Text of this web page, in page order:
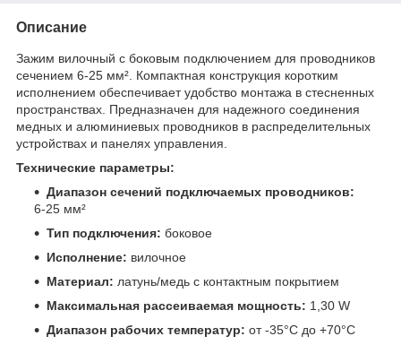
Описание
Зажим вилочный с боковым подключением для проводников
сечением 6-25 мм². Компактная конструкция коротким
исполнением обеспечивает удобство монтажа в стесненных
пространствах. Предназначен для надежного соединения
медных и алюминиевых проводников в распределительных
устройствах и панелях управления.
Технические параметры:
Диапазон сечений подключаемых проводников:
6-25 мм²
Тип подключения: боковое
Исполнение: вилочное
Материал: латунь/медь с контактным покрытием
Максимальная рассеиваемая мощность: 1,30 W
Диапазон рабочих температур: от -35°C до +70°C